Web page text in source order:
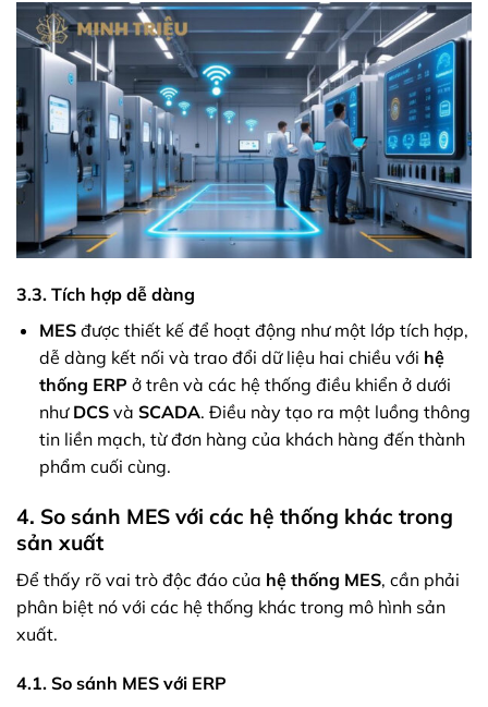
3.3. Tích hợp dễ dàng
MESđược thiết kế để hoạt động như một lớp tích hợp,
dễ dàng kết nối và trao đổi dữ liệu hai chiều với hệ
thống ERP ở trên và các hệ thống điều khiển ở dưới
như DCSvà SCADA. Điều này tạo ra một luồng thông
tin liền mạch, từ đơn hàng của khách hàng đến thành
phẩm cuối cùng.
4. So sánh MES với các hệ thống khác trong
sản xuất
Để thấy rõ vai trò độc đáo của hệ thống MES, cần phải
phân biệt nó với các hệ thống khác trong mô hình sản
xuất.
4.1. So sánh MES với ERP